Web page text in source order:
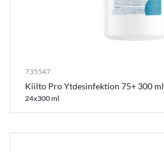
735547
Kiilto Pro Ytdesinfektion 75+ 300 ml
24x300 ml